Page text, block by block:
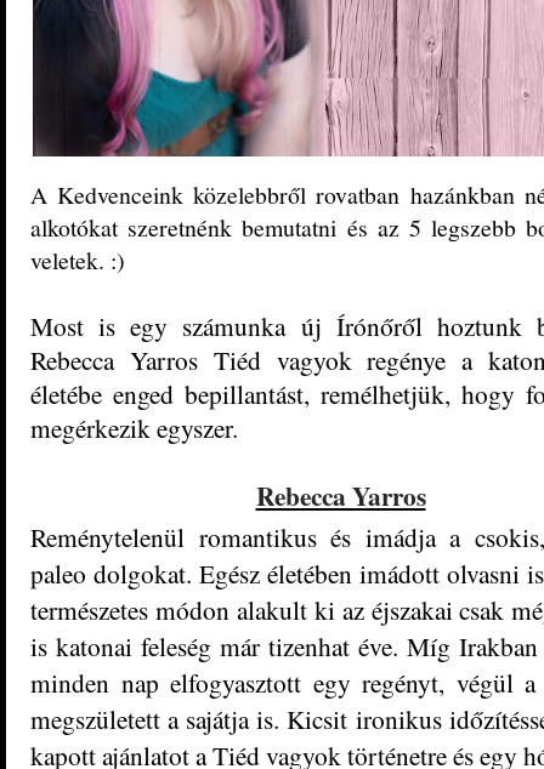
A Kedvenceink közelebbről rovatban hazánkban
alkotókat szeretnénk bemutatni és az 5 legszebb
veletek. :)
Most is egy számunka új Írónőről hoztunk
Rebecca Yarros Tiéd vagyok regénye a
életébe enged bepillantást, remélhetjük, hogy
megérkezik egyszer.
Rebecca Yarros
Reménytelenül romantikus és imádja a
paleo dolgokat. Egész életében imádott olvasni
természetes módon alakult ki az éjszakai csak
is katonai feleség már tizenhat éve. Míg
minden nap elfogyasztott egy regényt, végül
megszületett a sajátja is. Kicsit ironikus
kapott ajánlatot a Tiéd vagyok történetre és egy